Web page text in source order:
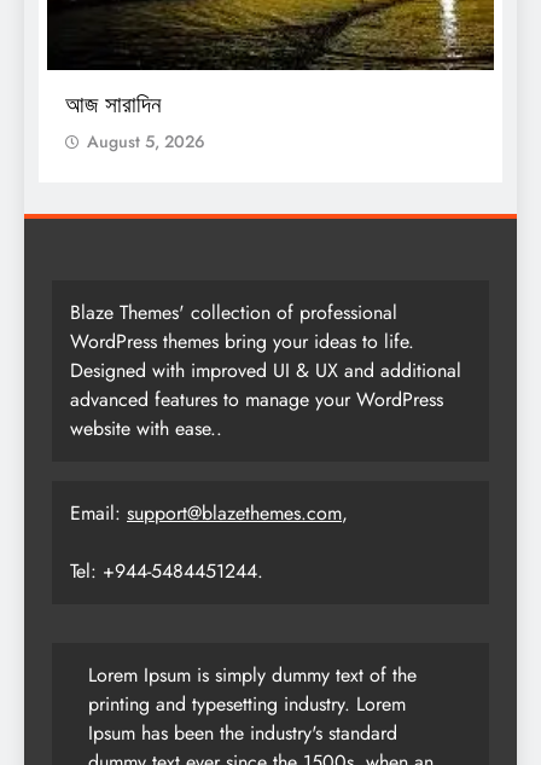
আজ সারাদিন
August 5, 2026
Blaze Themes' collection of professional
WordPress themes bring your ideas to life.
Designed with improved UI & UX and additional
advanced features to manage your WordPress
website with ease..
Email: support@blazethemes.com,
Tel: +944-5484451244.
Lorem Ipsum is simply dummy text of the
printing and typesetting industry. Lorem
Ipsum has been the industry's standard